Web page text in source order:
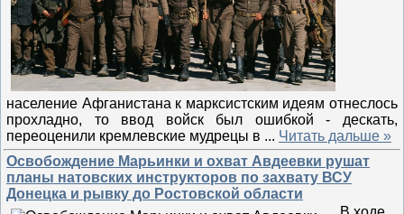
население Афганистана к марксистским идеям отнеслось
прохладно, то ввод войск был ошибкой - дескать,
переоценили кремлевские мудрецы в ... Читать дальше »
Освобождение Марьинки и охват Авдеевки рушат
планы натовских инструкторов по захвату ВСУ
Донецка и рывку до Ростовской области